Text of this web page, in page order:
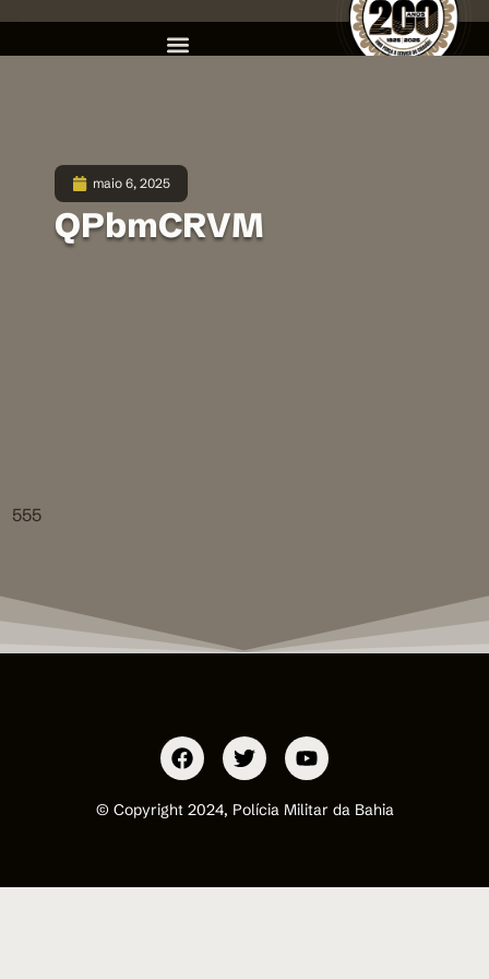
maio 6, 2025
QPbmCRVM
555
© Copyright 2024, Polícia Militar da Bahia